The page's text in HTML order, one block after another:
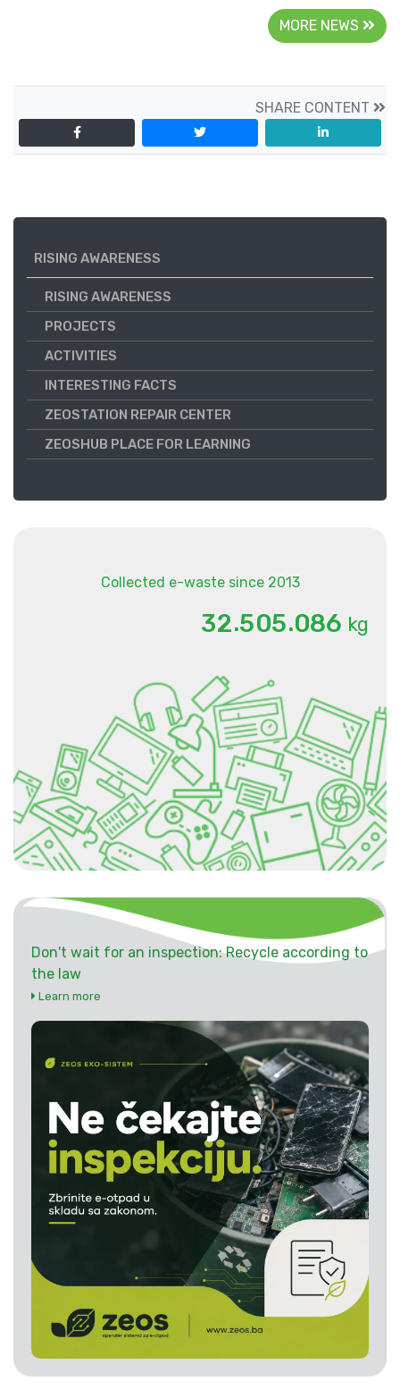
MORE NEWS
SHARE CONTENT
RISING AWARENESS
RISING AWARENESS
PROJECTS
ACTIVITIES
INTERESTING FACTS
ZEOSTATION REPAIR CENTER
ZEOSHUB PLACE FOR LEARNING
Collected e-waste since 2013
32.505.086 kg
Don't wait for an inspection: Recycle according to
the law
Learn more